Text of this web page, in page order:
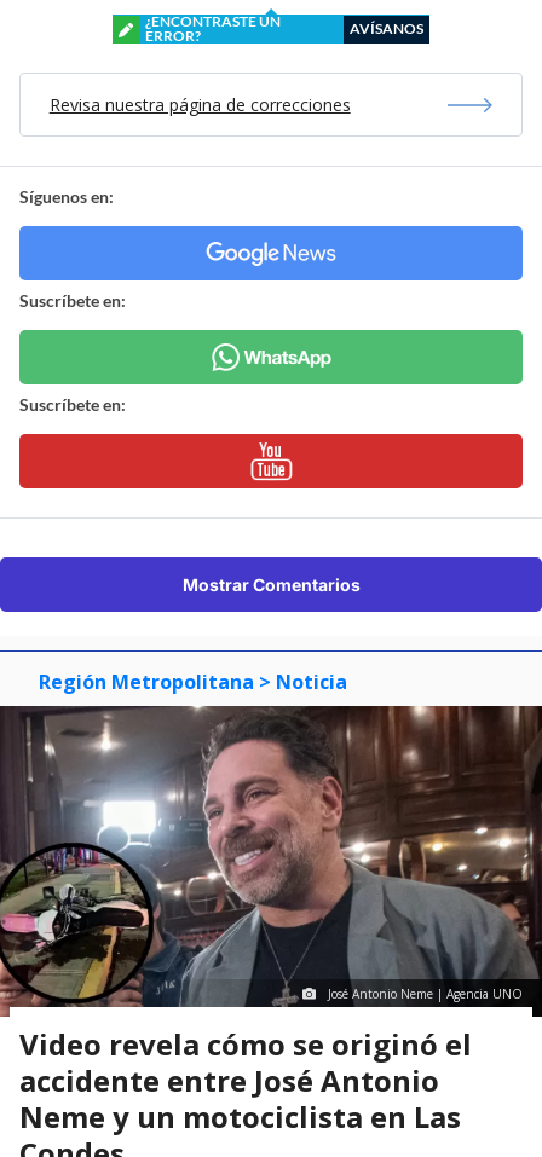
¿ENCONTRASTE UN
ERROR?
AVÍSANOS
Revisa nuestra página de correcciones
Síguenos en:
Suscríbete en:
Suscríbete en:
Mostrar Comentarios
Región Metropolitana > Noticia
José Antonio Neme | Agencia UNO
Video revela cómo se originó el
accidente entre José Antonio
Neme y un motociclista en Las